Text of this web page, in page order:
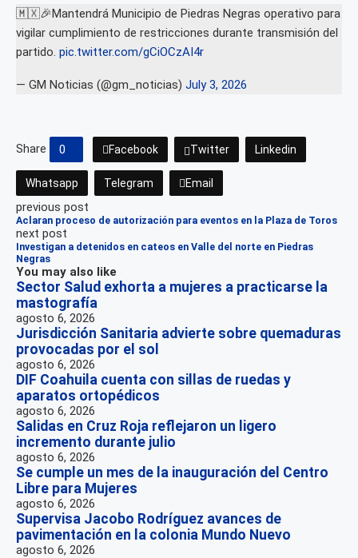
🇲🇽🎉Mantendrá Municipio de Piedras Negras operativo para
vigilar cumplimiento de restricciones durante transmisión del
partido. pic.twitter.com/gCiOCzAI4r
— GM Noticias (@gm_noticias) July 3, 2026
Share 0 Facebook Twitter Linkedin
Whatsapp Telegram Email
previous post
Aclaran proceso de autorización para eventos en la Plaza de Toros
next post
Investigan a detenidos en cateos en Valle del norte en Piedras
Negras
You may also like
Sector Salud exhorta a mujeres a practicarse la
mastografía
agosto 6, 2026
Jurisdicción Sanitaria advierte sobre quemaduras
provocadas por el sol
agosto 6, 2026
DIF Coahuila cuenta con sillas de ruedas y
aparatos ortopédicos
agosto 6, 2026
Salidas en Cruz Roja reflejaron un ligero
incremento durante julio
agosto 6, 2026
Se cumple un mes de la inauguración del Centro
Libre para Mujeres
agosto 6, 2026
Supervisa Jacobo Rodríguez avances de
pavimentación en la colonia Mundo Nuevo
agosto 6, 2026